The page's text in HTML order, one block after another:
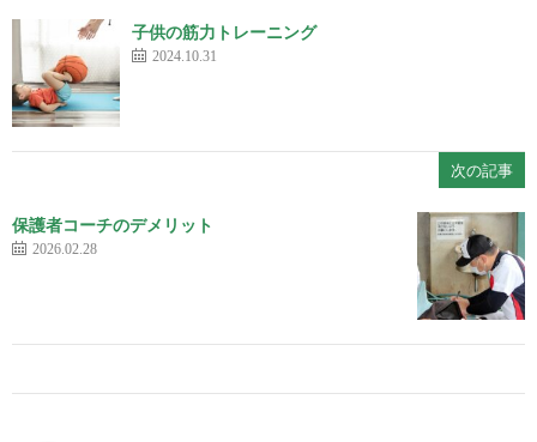
子供の筋力トレーニング
2024.10.31
次の記事
保護者コーチのデメリット
2026.02.28